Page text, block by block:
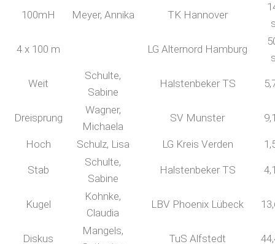
100mH Meyer, Annika TK Hannover
4 x 100 m LG Alternord Hamburg
Weit
Schulte,
Sabine
Halstenbeker TS
Dreisprung
Wagner,
Michaela
SV Munster
Hoch Schulz, Lisa LG Kreis Verden
Stab
Schulte,
Sabine
Halstenbeker TS
Kugel
Kohnke,
Claudia
LBV Phoenix Lübeck
Diskus
Mangels,
TuS Alfstedt